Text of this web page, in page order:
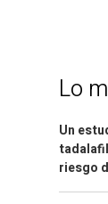
Lo
Un
riesgo